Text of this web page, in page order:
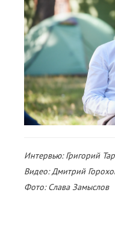
Интервью: Григорий
Видео: Дмитрий
Фото: Слава Замыслов